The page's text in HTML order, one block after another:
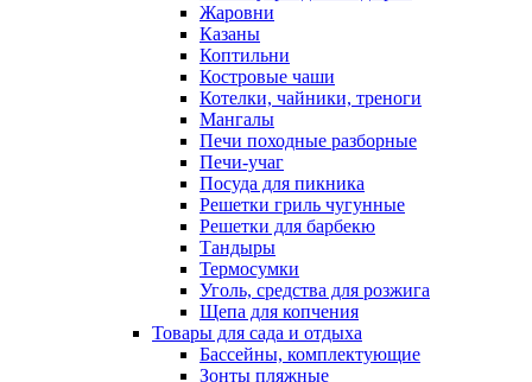
Жаровни
Казаны
Коптильни
Костровые чаши
Котелки, чайники, треноги
Мангалы
Печи походные разборные
Печи-учаг
Посуда для пикника
Решетки гриль чугунные
Решетки для барбекю
Тандыры
Термосумки
Уголь, средства для розжига
Щепа для копчения
Товары для сада и отдыха
Бассейны, комплектующие
Зонты пляжные